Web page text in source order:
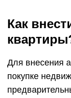
Как
Для внесения
покупке